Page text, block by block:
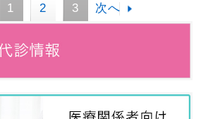
1 2 3 次へ